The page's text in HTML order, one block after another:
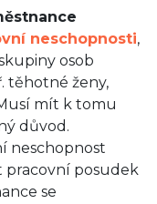
neschopnosti,
osob
těhotné ženy,
mít k tomu
důvod.
neschopnost
pracovní posudek
se